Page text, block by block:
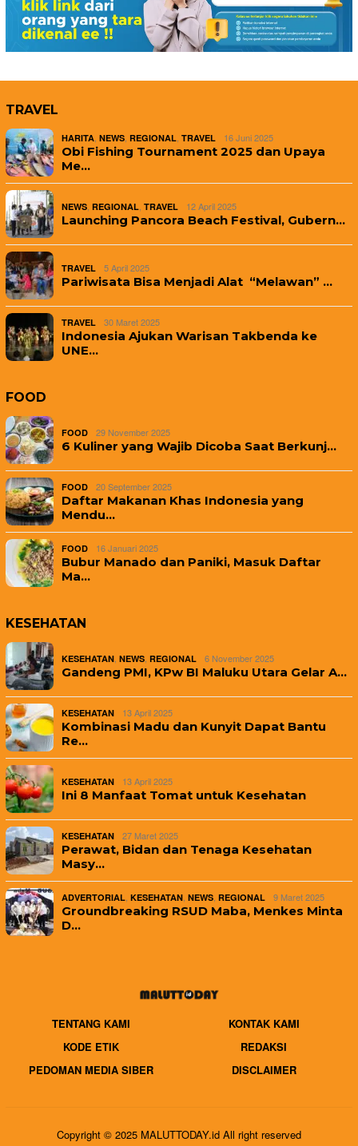
TRAVEL
HARITA NEWS REGIONAL TRAVEL 16 Juni 2025
Obi Fishing Tournament 2025 dan Upaya
Me…
NEWS REGIONAL TRAVEL 12 April 2025
Launching Pancora Beach Festival, Gubern…
TRAVEL 5 April 2025
Pariwisata Bisa Menjadi Alat “Melawan” …
TRAVEL 30 Maret 2025
Indonesia Ajukan Warisan Takbenda ke
UNE…
FOOD
FOOD 29 November 2025
6 Kuliner yang Wajib Dicoba Saat Berkunj…
FOOD 20 September 2025
Daftar Makanan Khas Indonesia yang
Mendu…
FOOD 16 Januari 2025
Bubur Manado dan Paniki, Masuk Daftar
Ma…
KESEHATAN
KESEHATAN NEWS REGIONAL 6 November 2025
Gandeng PMI, KPw BI Maluku Utara Gelar A…
KESEHATAN 13 April 2025
Kombinasi Madu dan Kunyit Dapat Bantu
Re…
KESEHATAN 13 April 2025
Ini 8 Manfaat Tomat untuk Kesehatan
KESEHATAN 27 Maret 2025
Perawat, Bidan dan Tenaga Kesehatan
Masy…
ADVERTORIAL KESEHATAN NEWS REGIONAL 9 Maret 2025
Groundbreaking RSUD Maba, Menkes Minta
D…
TENTANG KAMI
KONTAK KAMI
KODE ETIK
REDAKSI
PEDOMAN MEDIA SIBER
DISCLAIMER
Copyright © 2025 MALUTTODAY.id All right reserved